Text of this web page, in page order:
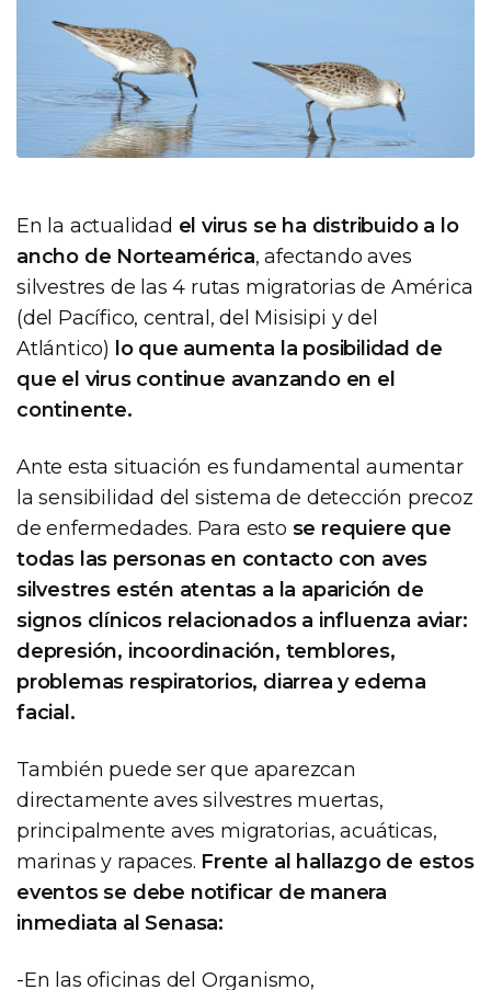
En la actualidad el virus se ha distribuido a lo
ancho de Norteamérica, afectando aves
silvestres de las 4 rutas migratorias de América
(del Pacífico, central, del Misisipi y del
Atlántico) lo que aumenta la posibilidad de
que el virus continue avanzando en el
continente.
Ante esta situación es fundamental aumentar
la sensibilidad del sistema de detección precoz
de enfermedades. Para esto se requiere que
todas las personas en contacto con aves
silvestres estén atentas a la aparición de
signos clínicos relacionados a influenza aviar:
depresión, incoordinación, temblores,
problemas respiratorios, diarrea y edema
facial.
También puede ser que aparezcan
directamente aves silvestres muertas,
principalmente aves migratorias, acuáticas,
marinas y rapaces. Frente al hallazgo de estos
eventos se debe notificar de manera
inmediata al Senasa:
-En las oficinas del Organismo,